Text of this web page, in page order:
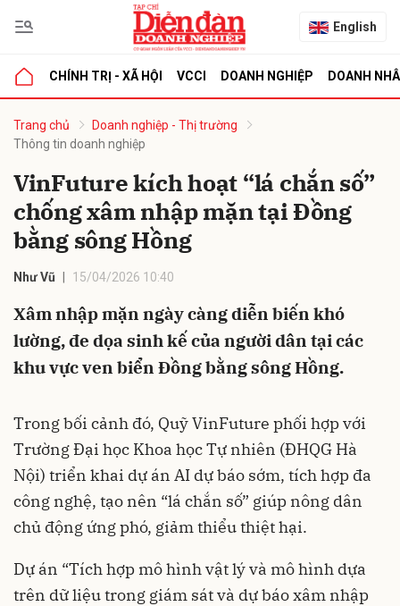
English
CHÍNH TRỊ - XÃ HỘI VCCI DOANH NGHIỆP DOANH
Trang chủ
Doanh nghiệp - Thị trường
Thông tin doanh nghiệp
VinFuture kích hoạt “lá chắn số”
chống xâm nhập mặn tại Đồng
bằng sông Hồng
Như Vũ 15/04/2026 10:40
Xâm nhập mặn ngày càng diễn biến khó
lường, đe dọa sinh kế của người dân tại các
khu vực ven biển Đồng bằng sông Hồng.
Trong bối cảnh đó, Quỹ VinFuture phối hợp với
Trường Đại học Khoa học Tự nhiên (ĐHQG Hà
Nội) triển khai dự án AI dự báo sớm, tích hợp đa
công nghệ, tạo nên “lá chắn số” giúp nông dân
chủ động ứng phó, giảm thiểu thiệt hại.
Dự án “Tích hợp mô hình vật lý và mô hình dựa
trên dữ liệu trong giám sát và dự báo xâm nhập
luận